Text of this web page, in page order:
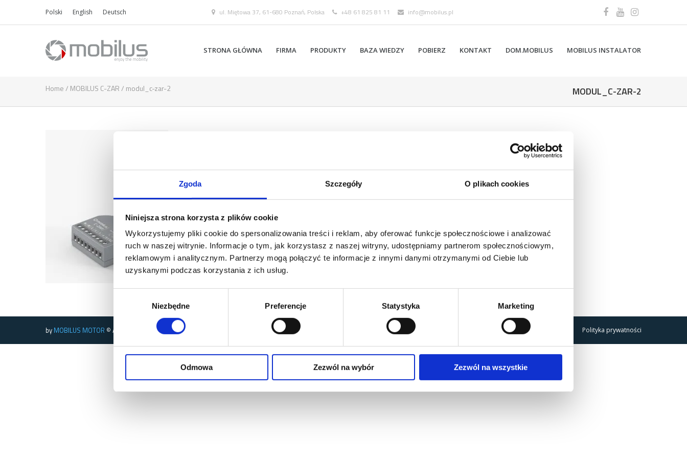
Zgoda Szczegóły O plikach cookies
Niniejsza strona korzysta z plików cookie
Wykorzystujemy pliki cookie do spersonalizowania treści i reklam, aby oferować funkcje społecznościowe i analizować
ruch w naszej witrynie. Informacje o tym, jak korzystasz z naszej witryny, udostępniamy partnerom społecznościowym,
reklamowym i analitycznym. Partnerzy mogą połączyć te informacje z innymi danymi otrzymanymi od Ciebie lub
uzyskanymi podczas korzystania z ich usług.
Niezbędne Preferencje Statystyka Marketing
Odmowa Zezwól na wybór Zezwól na wszystkie
Polski English Deutsch ul. Miętowa 37, 61-680 Poznań, Polska +48 61 825 81 11 info@mobilus.pl
STRONA GŁÓWNA FIRMA PRODUKTY BAZA WIEDZY POBIERZ KONTAKT DOM.MOBILUS MOBILUS INSTALATOR
MODUL_C-ZAR-2
Home/ MOBILUS C-ZAR/ modul_c-zar-2
by MOBILUS MOTOR © All rights reserved Polityka prywatności